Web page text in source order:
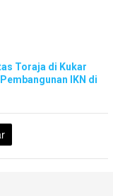
Toraja di Kukar
IKN di